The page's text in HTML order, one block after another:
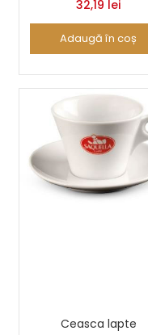
32,19 lei
Adaugă în coș
Ceasca lapte